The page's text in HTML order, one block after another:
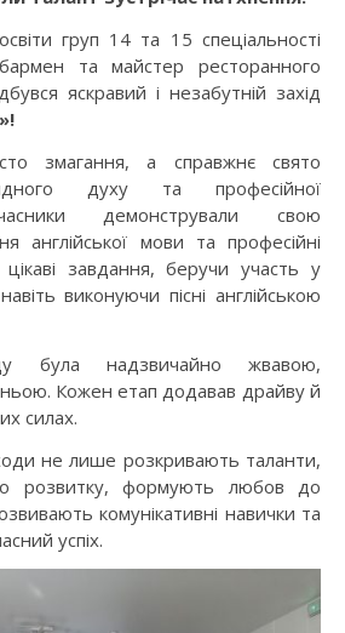
груп 14 та 15 спеціальності
та майстер ресторанного
яскравий і незабутній захід
змагання, а справжнє свято
духу та професійної
демонстрували свою
англійської мови та професійні
завдання, беручи участь у
виконуючи пісні англійською
була надзвичайно жвавою,
Кожен етап додавав драйву й
силах.
не лише розкривають таланти,
розвитку, формують любов до
комунікативні навички та
успіх.